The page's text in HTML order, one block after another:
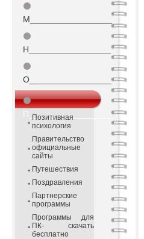
⚫
М_________________
⚫
Н_________________
⚫
О_________________
⚫
П_________________
Позитивная
психология
Правительство
официальные
сайты
Путешествия
Поздравления
Партнерские
программы
Программы для
ПК- скачать
бесплатно